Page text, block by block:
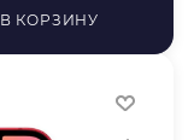
В КОРЗИНУ